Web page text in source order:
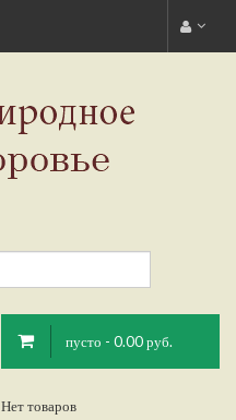
пусто - 0.00 руб.
Нет товаров